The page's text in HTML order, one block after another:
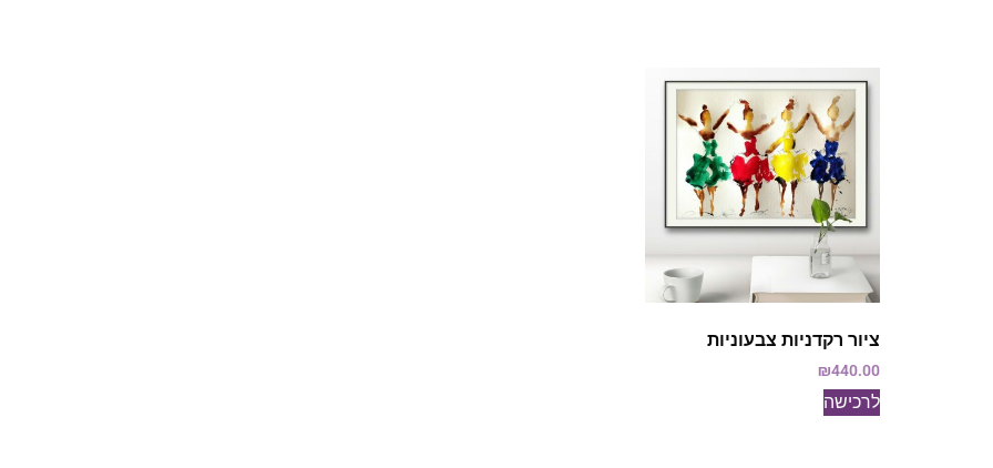
ציור רקדניות צבעוניות
₪440.00
לרכישה